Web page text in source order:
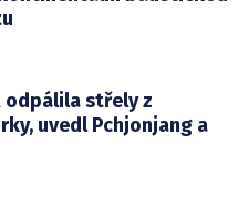
odpálila střely z
uvedl Pchjonjang a